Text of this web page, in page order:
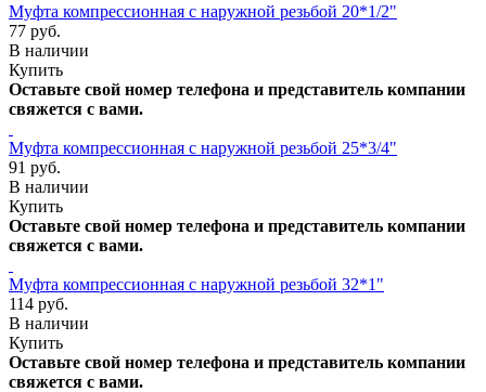
Муфта компрессионная с наружной резьбой 20*1/2"
77 руб.
В наличии
Купить
Оставьте свой номер телефона и представитель компании
свяжется с вами.
Муфта компрессионная с наружной резьбой 25*3/4"
91 руб.
В наличии
Купить
Оставьте свой номер телефона и представитель компании
свяжется с вами.
Муфта компрессионная с наружной резьбой 32*1"
114 руб.
В наличии
Купить
Оставьте свой номер телефона и представитель компании
свяжется с вами.